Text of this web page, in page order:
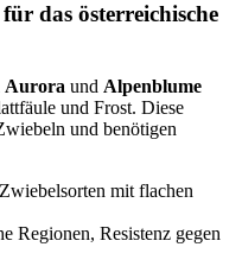
das österreichische
Aurora und Alpenblume
und Frost. Diese
und benötigen
mit flachen
Regionen, Resistenz gegen